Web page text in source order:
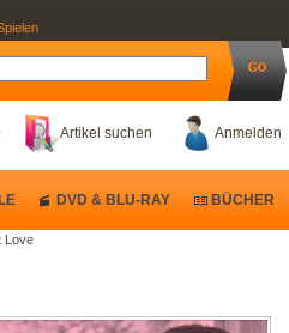
Anmelden
Artikel suchen
Love
DVD & BLU-RAY BÜCHER